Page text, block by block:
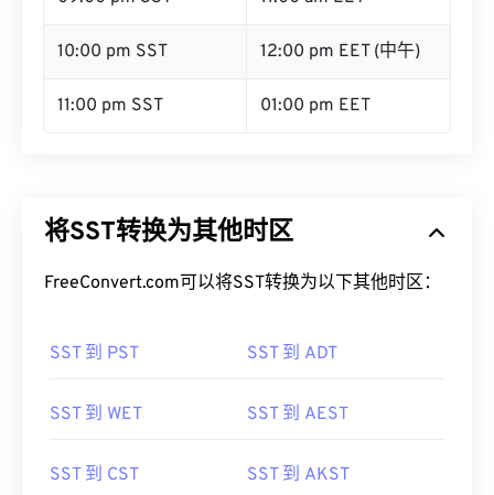
10:00 pm SST 12:00 pm EET (中午)
11:00 pm SST 01:00 pm EET
将SST转换为其他时区
FreeConvert.com可以将SST转换为以下其他时区：
SST 到 PST SST 到 ADT
SST 到 WET SST 到 AEST
SST 到 CST SST 到 AKST